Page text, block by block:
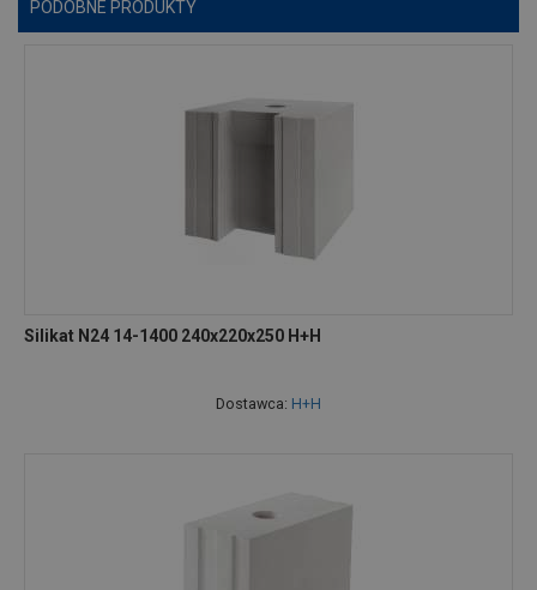
PODOBNE PRODUKTY
Silikat N24 14-1400 240x220x250 H+H
Dostawca: H+H